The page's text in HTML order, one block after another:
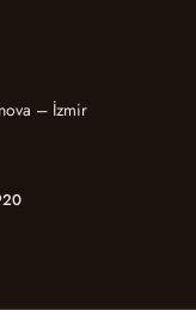
– İzmir